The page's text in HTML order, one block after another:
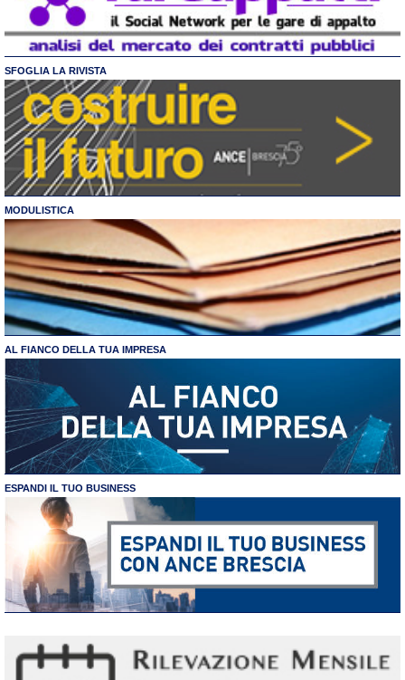
SFOGLIA LA RIVISTA
MODULISTICA
AL FIANCO DELLA TUA IMPRESA
ESPANDI IL TUO BUSINESS